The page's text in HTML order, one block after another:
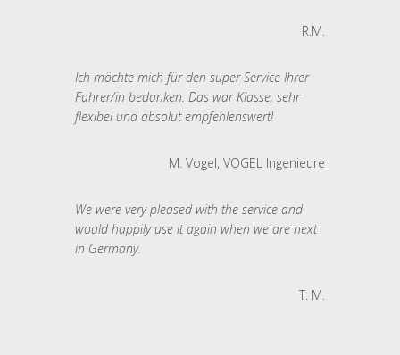
R.M.
Ich möchte mich für den super Service Ihrer
Fahrer/in bedanken. Das war Klasse, sehr
flexibel und absolut empfehlenswert!
M. Vogel, VOGEL Ingenieure
We were very pleased with the service and
would happily use it again when we are next
in Germany.
T. M.